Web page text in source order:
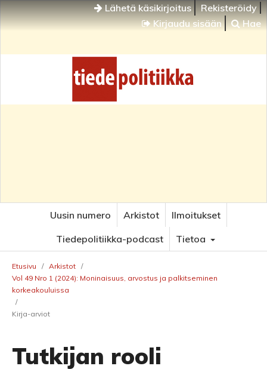
Lähetä käsikirjoitus
Rekisteröidy
Kirjaudu sisään
Hae
Uusin numero Arkistot
Ilmoitukset
Tiedepolitiikka-podcast
Tietoa
Etusivu / Arkistot /
Vol 49 Nro 1 (2024): Moninaisuus, arvostus ja palkitseminen
korkeakouluissa
/
Kirja-arviot
Tutkijan rooli